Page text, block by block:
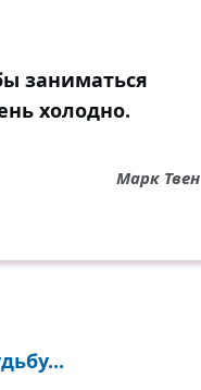
заниматься
холодно.
Марк Твен